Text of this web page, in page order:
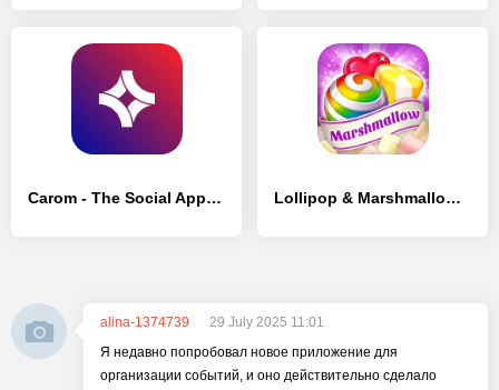
Carom - The Social App, IRL - [Премиум версия] Lollipop & Marshmallow Match3
alina-1374739
29 July 2025 11:01
Я недавно попробовал новое приложение для
организации событий, и оно действительно сделало